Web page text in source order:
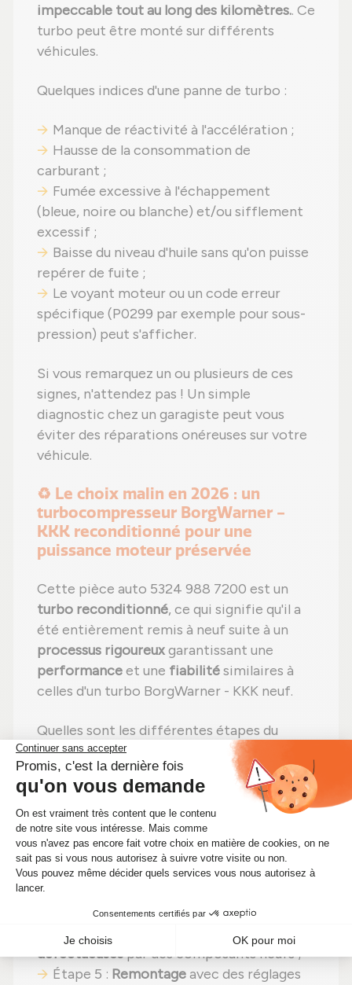
impeccable tout au long des kilomètres.. Ce
turbo peut être monté sur différents
véhicules.
Quelques indices d'une panne de turbo :
Manque de réactivité à l'accélération ;
Hausse de la consommation de
carburant ;
Fumée excessive à l'échappement
(bleue, noire ou blanche) et/ou sifflement
excessif ;
Baisse du niveau d'huile sans qu'on puisse
repérer de fuite ;
Le voyant moteur ou un code erreur
spécifique (P0299 par exemple pour sous-
pression) peut s'afficher.
Si vous remarquez un ou plusieurs de ces
signes, n'attendez pas ! Un simple
diagnostic chez un garagiste peut vous
éviter des réparations onéreuses sur votre
véhicule.
♻️ Le choix malin en 2026 : un
turbocompresseur BorgWarner -
KKK reconditionné pour une
puissance moteur préservée
Cette pièce auto 5324 988 7200 est un
turbo reconditionné, ce qui signifie qu'il a
été entièrement remis à neuf suite à un
processus rigoureuxgarantissant une
performanceet une fiabilitésimilaires à
celles d'un turbo BorgWarner - KKK neuf.
Quelles sont les différentes étapes du
reconditionnement d'un turbo portant la
référence 5324 988 7200 ?
Étape 1 : Désassemblagetotal pour une
vérification complète ;
Étape 2 :Nettoyage professionnelpour
éliminer toute impureté ;
composant ;
Étape 4 :
Remplacement des pièces
défectueusespar des composants neufs ;
Étape 5 : Remontageavec des réglages